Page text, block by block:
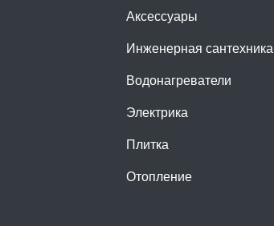
Аксессуары
Инженерная сантехника
Водонагреватели
Электрика
Плитка
Отопление